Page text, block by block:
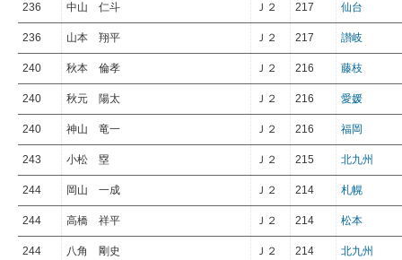
236 中山 仁斗 Ｊ２ 217 仙台
236 山本 翔平 Ｊ２ 217 讃岐
240 秋本 倫孝 Ｊ２ 216 藤枝
240 秋元 陽太 Ｊ２ 216 愛媛
240 神山 竜一 Ｊ２ 216 福岡
243 小松 塁 Ｊ２ 215 北九州
244 岡山 一成 Ｊ２ 214 札幌
244 高橋 祥平 Ｊ２ 214 松本
244 八角 剛史 Ｊ２ 214 北九州